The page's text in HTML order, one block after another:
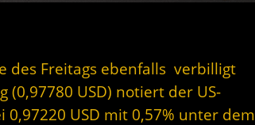
des Freitags ebenfalls verbilligt
(0,97780 USD) notiert der US-
USD mit 0,57% unter dem